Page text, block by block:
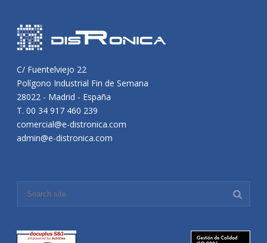
C/ Fuentelviejo 22
Polígono Industrial Fin de Semana
28022 - Madrid - España
T. 00 34 917 460 239
comercial@e-distronica.com
admin@e-distronica.com